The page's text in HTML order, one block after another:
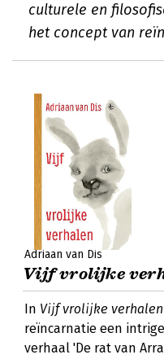
culturele en
het concept van
Adriaan van Dis
Vijf vrolijke
In Vijf vrolijke verhalen
reïncarnatie een
verhaal 'De rat van